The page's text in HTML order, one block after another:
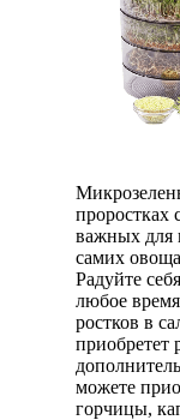
проростках
важных для
самих
Радуйте
любое
ростков в
приобретет
можете
горчицы,